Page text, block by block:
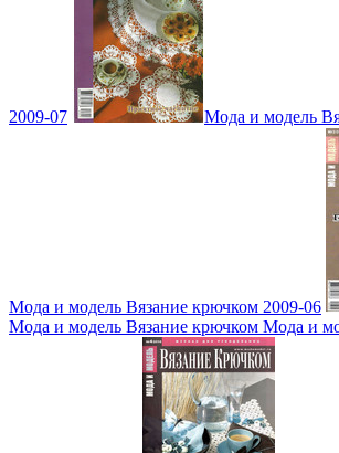
2009-07 Мода и модель
Мода и модель Вязание крючком 2009-06
Мода и модель Вязание крючком Мода и